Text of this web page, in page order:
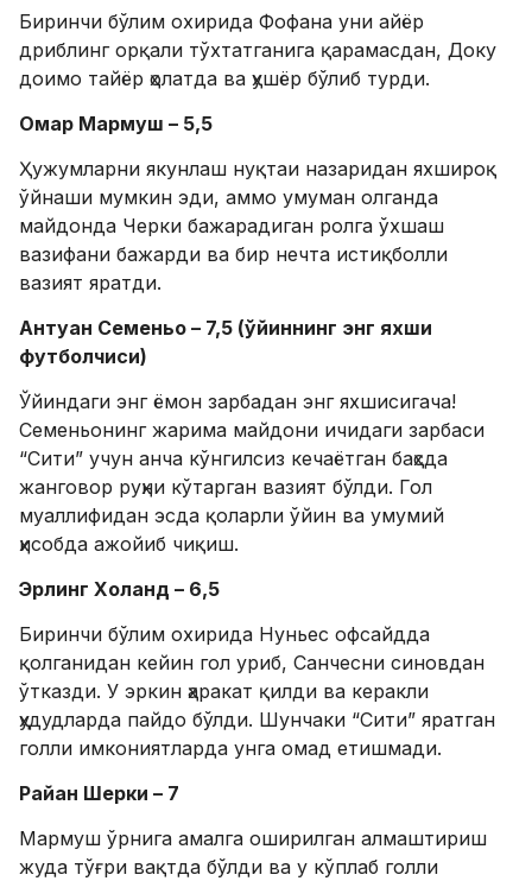
Биринчи бўлим охирида Фофана уни айёр
дриблинг орқали тўхтатганига қарамасдан, Доку
доимо тайёр ҳолатда ва ҳушёр бўлиб турди.
Омар Мармуш – 5,5
Ҳужумларни якунлаш нуқтаи назаридан яхшироқ
ўйнаши мумкин эди, аммо умуман олганда
майдонда Черки бажарадиган ролга ўхшаш
вазифани бажарди ва бир нечта истиқболли
вазият яратди.
Антуан Семеньо – 7,5 (ўйиннинг энг яхши
футболчиси)
Ўйиндаги энг ёмон зарбадан энг яхшисигача!
Семеньонинг жарима майдони ичидаги зарбаси
“Сити” учун анча кўнгилсиз кечаётган баҳсда
жанговор руҳни кўтарган вазият бўлди. Гол
муаллифидан эсда қоларли ўйин ва умумий
ҳисобда ажойиб чиқиш.
Эрлинг Холанд – 6,5
Биринчи бўлим охирида Нуньес офсайдда
қолганидан кейин гол уриб, Санчесни синовдан
ўтказди. У эркин ҳаракат қилди ва керакли
ҳудудларда пайдо бўлди. Шунчаки “Сити” яратган
голли имкониятларда унга омад етишмади.
Райан Шерки – 7
Мармуш ўрнига амалга оширилган алмаштириш
жуда тўғри вақтда бўлди ва у кўплаб голли